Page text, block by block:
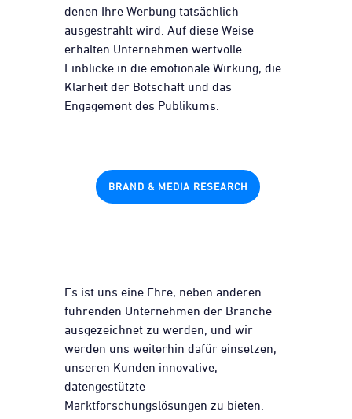
denen Ihre Werbung tatsächlich
ausgestrahlt wird. Auf diese Weise
erhalten Unternehmen wertvolle
Einblicke in die emotionale Wirkung, die
Klarheit der Botschaft und das
Engagement des Publikums.
BRAND & MEDIA RESEARCH
Es ist uns eine Ehre, neben anderen
führenden Unternehmen der Branche
ausgezeichnet zu werden, und wir
werden uns weiterhin dafür einsetzen,
unseren Kunden innovative,
datengestützte
Marktforschungslösungen zu bieten.